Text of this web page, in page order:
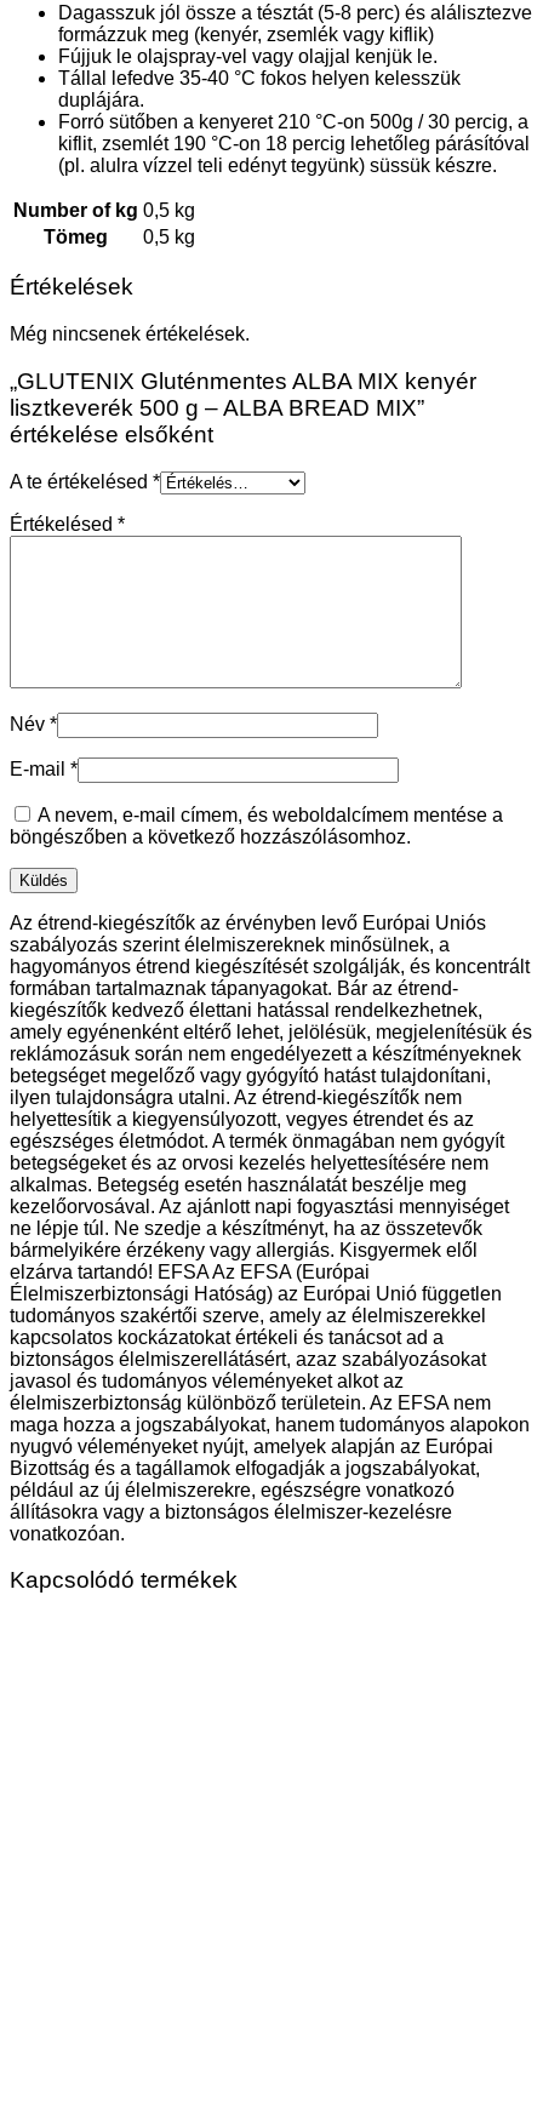
Dagasszuk jól össze a tésztát (5-8 perc) és alálisztezve
formázzuk meg (kenyér, zsemlék vagy kiflik)
Fújjuk le olajspray-vel vagy olajjal kenjük le.
Tállal lefedve 35-40 °C fokos helyen kelesszük
duplájára.
Forró sütőben a kenyeret 210 °C-on 500g / 30 percig, a
kiflit, zsemlét 190 °C-on 18 percig lehetőleg párásítóval
(pl. alulra vízzel teli edényt tegyünk) süssük készre.
Number of kg 0,5 kg
Tömeg
0,5 kg
Értékelések
Még nincsenek értékelések.
„GLUTENIX Gluténmentes ALBA MIX kenyér
lisztkeverék 500 g – ALBA BREAD MIX”
értékelése elsőként
A te értékelésed *
Értékelésed *
Név *
E-mail *
A nevem, e-mail címem, és weboldalcímem mentése a
böngészőben a következő hozzászólásomhoz.
Az étrend-kiegészítők az érvényben levő Európai Uniós
szabályozás szerint élelmiszereknek minősülnek, a
hagyományos étrend kiegészítését szolgálják, és koncentrált
formában tartalmaznak tápanyagokat. Bár az étrend-
kiegészítők kedvező élettani hatással rendelkezhetnek,
amely egyénenként eltérő lehet, jelölésük, megjelenítésük és
reklámozásuk során nem engedélyezett a készítményeknek
betegséget megelőző vagy gyógyító hatást tulajdonítani,
ilyen tulajdonságra utalni. Az étrend-kiegészítők nem
helyettesítik a kiegyensúlyozott, vegyes étrendet és az
egészséges életmódot. A termék önmagában nem gyógyít
betegségeket és az orvosi kezelés helyettesítésére nem
alkalmas. Betegség esetén használatát beszélje meg
kezelőorvosával. Az ajánlott napi fogyasztási mennyiséget
ne lépje túl. Ne szedje a készítményt, ha az összetevők
bármelyikére érzékeny vagy allergiás. Kisgyermek elől
elzárva tartandó! EFSA Az EFSA (Európai
Élelmiszerbiztonsági Hatóság) az Európai Unió független
tudományos szakértői szerve, amely az élelmiszerekkel
kapcsolatos kockázatokat értékeli és tanácsot ad a
biztonságos élelmiszerellátásért, azaz szabályozásokat
javasol és tudományos véleményeket alkot az
élelmiszerbiztonság különböző területein. Az EFSA nem
maga hozza a jogszabályokat, hanem tudományos alapokon
nyugvó véleményeket nyújt, amelyek alapján az Európai
Bizottság és a tagállamok elfogadják a jogszabályokat,
például az új élelmiszerekre, egészségre vonatkozó
állításokra vagy a biztonságos élelmiszer-kezelésre
vonatkozóan.
Kapcsolódó termékek